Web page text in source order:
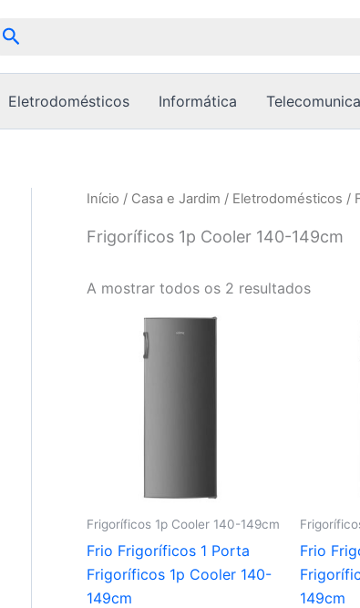
Pesquisar
Eletrodomésticos Informática
Início / Casa e Jardim / Eletrodomésticos /
Frigoríficos 1p Cooler 140-149cm
A mostrar todos os 2 resultados
Frigoríficos 1p Cooler 140-149cm
Frio Frigoríficos 1 Porta
Frigoríficos 1p Cooler 140-
149cm
Frio
149cm